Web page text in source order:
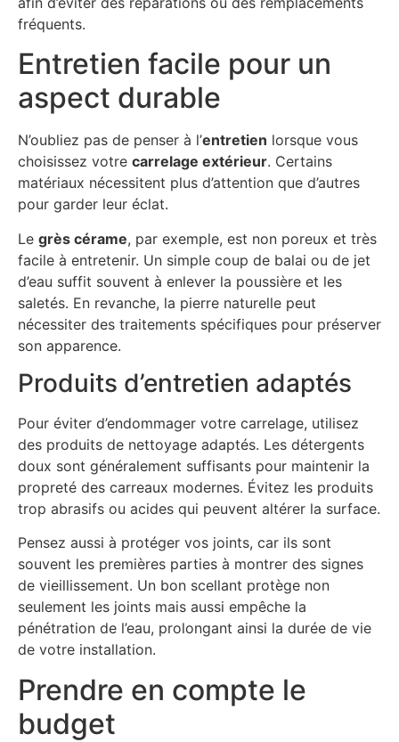
fréquents.
Entretien facile pour un
aspect durable
N’oubliez pas de penser à l’entretien lorsque vous
choisissez votre carrelage extérieur. Certains
matériaux nécessitent plus d’attention que d’autres
pour garder leur éclat.
Le grès cérame, par exemple, est non poreux et très
facile à entretenir. Un simple coup de balai ou de jet
d’eau suffit souvent à enlever la poussière et les
saletés. En revanche, la pierre naturelle peut
nécessiter des traitements spécifiques pour préserver
son apparence.
Produits d’entretien adaptés
Pour éviter d’endommager votre carrelage, utilisez
des produits de nettoyage adaptés. Les détergents
doux sont généralement suffisants pour maintenir la
propreté des carreaux modernes. Évitez les produits
trop abrasifs ou acides qui peuvent altérer la surface.
Pensez aussi à protéger vos joints, car ils sont
souvent les premières parties à montrer des signes
de vieillissement. Un bon scellant protège non
seulement les joints mais aussi empêche la
pénétration de l’eau, prolongant ainsi la durée de vie
de votre installation.
Prendre en compte le
budget